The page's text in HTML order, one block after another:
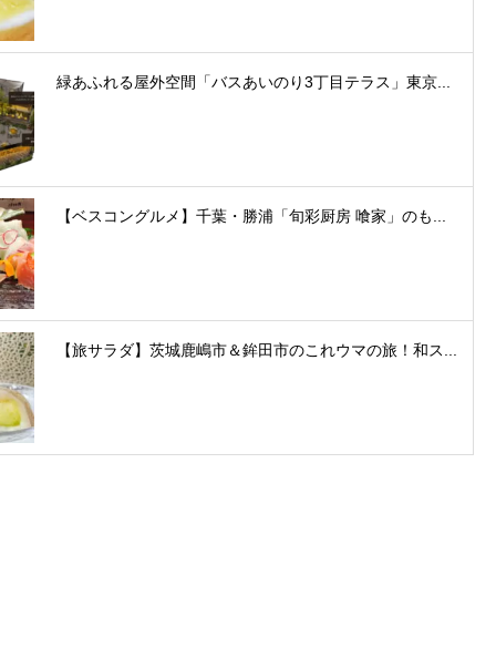
緑あふれる屋外空間「バスあいのり3丁目テラス」東京...
【ベスコングルメ】千葉・勝浦「旬彩厨房 喰家」のも...
【旅サラダ】茨城鹿嶋市＆鉾田市のこれウマの旅！和ス...